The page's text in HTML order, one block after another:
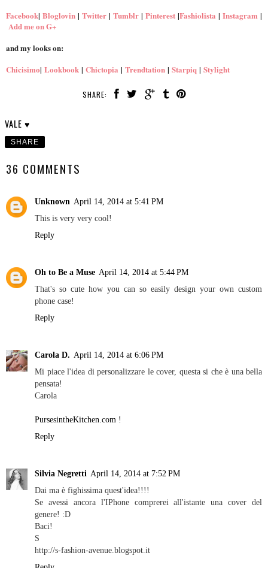
Facebook| Bloglovin | Twitter | Tumblr | Pinterest |Fashiolista | Instagram |
Add me on G+
and my looks on:
Chicisimo| Lookbook | Chictopia | Trendtation | Starpiq | Stylight
SHARE:
VALE ♥
SHARE
36 COMMENTS
Unknown April 14, 2014 at 5:41 PM
This is very very cool!
Reply
Oh to Be a Muse April 14, 2014 at 5:44 PM
That's so cute how you can so easily design your own custom
phone case!
Reply
Carola D. April 14, 2014 at 6:06 PM
Mi piace l'idea di personalizzare le cover, questa si che è una bella
pensata!
Carola
PursesintheKitchen.com !
Reply
Silvia Negretti April 14, 2014 at 7:52 PM
Dai ma è fighissima quest'idea!!!!
Se avessi ancora l'IPhone comprerei all'istante una cover del
genere! :D
Baci!
S
http://s-fashion-avenue.blogspot.it